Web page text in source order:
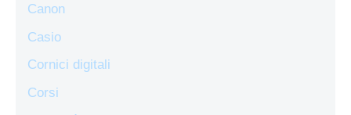
Canon
Casio
Cornici digitali
Corsi